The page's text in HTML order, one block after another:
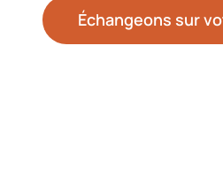
Échangeons sur